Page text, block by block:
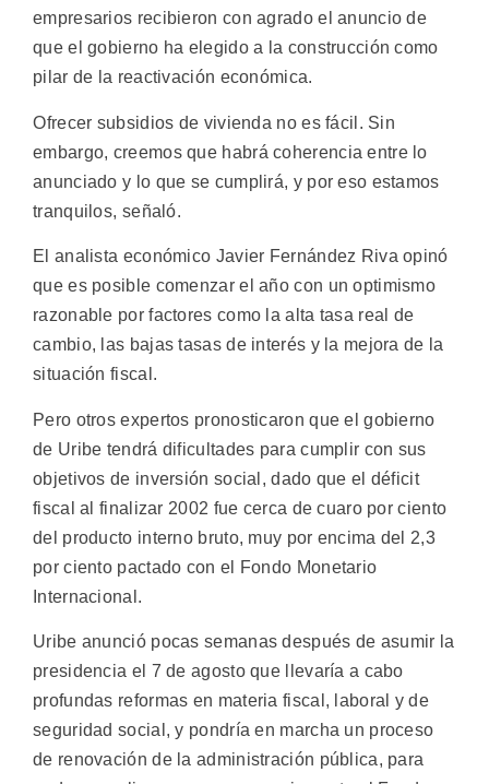
empresarios recibieron con agrado el anuncio de
que el gobierno ha elegido a la construcción como
pilar de la reactivación económica.
Ofrecer subsidios de vivienda no es fácil. Sin
embargo, creemos que habrá coherencia entre lo
anunciado y lo que se cumplirá, y por eso estamos
tranquilos, señaló.
El analista económico Javier Fernández Riva opinó
que es posible comenzar el año con un optimismo
razonable por factores como la alta tasa real de
cambio, las bajas tasas de interés y la mejora de la
situación fiscal.
Pero otros expertos pronosticaron que el gobierno
de Uribe tendrá dificultades para cumplir con sus
objetivos de inversión social, dado que el déficit
fiscal al finalizar 2002 fue cerca de cuaro por ciento
del producto interno bruto, muy por encima del 2,3
por ciento pactado con el Fondo Monetario
Internacional.
Uribe anunció pocas semanas después de asumir la
presidencia el 7 de agosto que llevaría a cabo
profundas reformas en materia fiscal, laboral y de
seguridad social, y pondría en marcha un proceso
de renovación de la administración pública, para